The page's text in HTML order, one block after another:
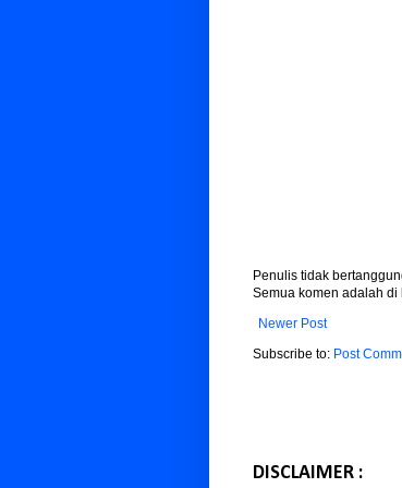
Penulis tidak
Semua komen adalah di
Newer Post
Subscribe to: Post
DISCLAIMER :